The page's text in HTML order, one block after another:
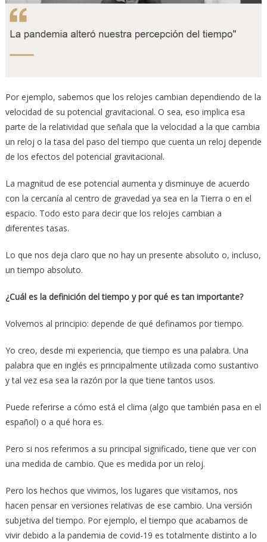
Por ejemplo, sabemos que los relojes cambian dependiendo de la
velocidad de su potencial gravitacional. O sea, eso implica esa
parte de la relatividad que señala que la velocidad a la que cambia
un reloj o la tasa del paso del tiempo que cuenta un reloj depende
de los efectos del potencial gravitacional.
La magnitud de ese potencial aumenta y disminuye de acuerdo
con la cercanía al centro de gravedad ya sea en la Tierra o en el
espacio. Todo esto para decir que los relojes cambian a
diferentes tasas.
Lo que nos deja claro que no hay un presente absoluto o, incluso,
un tiempo absoluto.
¿Cuál es la definición del tiempo y por qué es tan importante?
Volvemos al principio: depende de qué definamos por tiempo.
Yo creo, desde mi experiencia, que tiempo es una palabra. Una
palabra que en inglés es principalmente utilizada como sustantivo
y tal vez esa sea la razón por la que tiene tantos usos.
Puede referirse a cómo está el clima (algo que también pasa en el
español) o a qué hora es.
Pero si nos referimos a su principal significado, tiene que ver con
una medida de cambio. Que es medida por un reloj.
Pero los hechos que vivimos, los lugares que visitamos, nos
hacen pensar en versiones relativas de ese cambio. Una versión
subjetiva del tiempo. Por ejemplo, el tiempo que acabamos de
vivir debido a la pandemia de covid-19 es totalmente distinto a lo